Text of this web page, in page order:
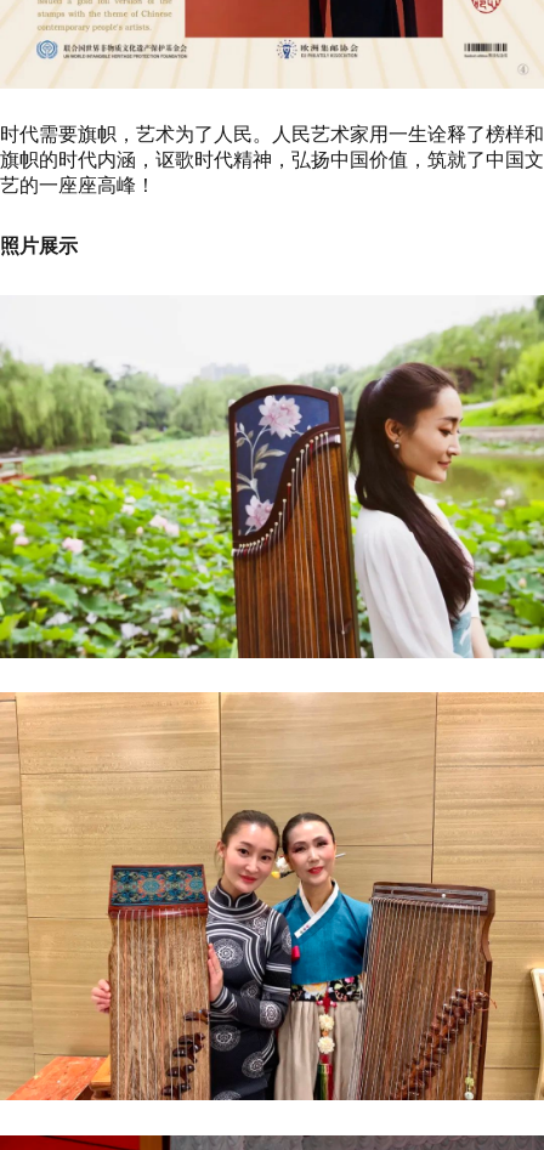
时代需要旗帜，艺术为了人民。人民艺术家用一生诠释了榜样和
旗帜的时代内涵，讴歌时代精神，弘扬中国价值，筑就了中国文
艺的一座座高峰！
照片展示